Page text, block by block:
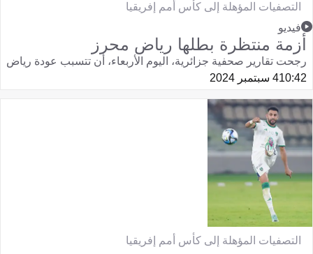
التصفيات المؤهلة إلى كأس أمم إفريقيا
فيديو
أزمة منتظرة بطلها رياض محرز
رجحت تقارير صحفية جزائرية، اليوم الأربعاء، أن تتسبب عودة رياض
10:424 سبتمبر 2024
التصفيات المؤهلة إلى كأس أمم إفريقيا